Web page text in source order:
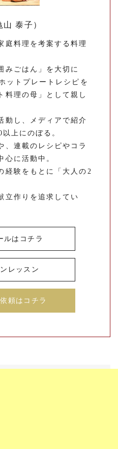
泰子）
庭料理を考案する料理
みごはん」を大切に
ットプレートレシピを
料理の母」として親し
動し、メディアで紹介
上にのぼる。
、連載のレシピやコラ
心に活動中。
経験をもとに「大人の2
立作りを追求してい
ルはコチラ
レッスン
頼はコチラ